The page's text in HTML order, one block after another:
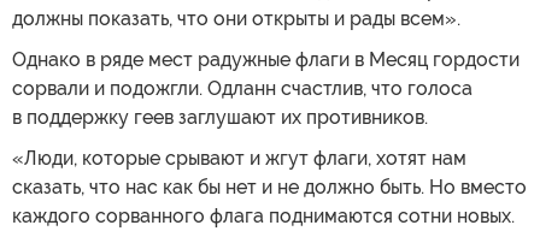
должны показать, что они открыты и рады всем».
Однако в ряде мест радужные флаги в Месяц гордости
сорвали и подожгли. Одланн счастлив, что голоса
в поддержку геев заглушают их противников.
«Люди, которые срывают и жгут флаги, хотят нам
сказать, что нас как бы нет и не должно быть. Но вместо
каждого сорванного флага поднимаются сотни новых.